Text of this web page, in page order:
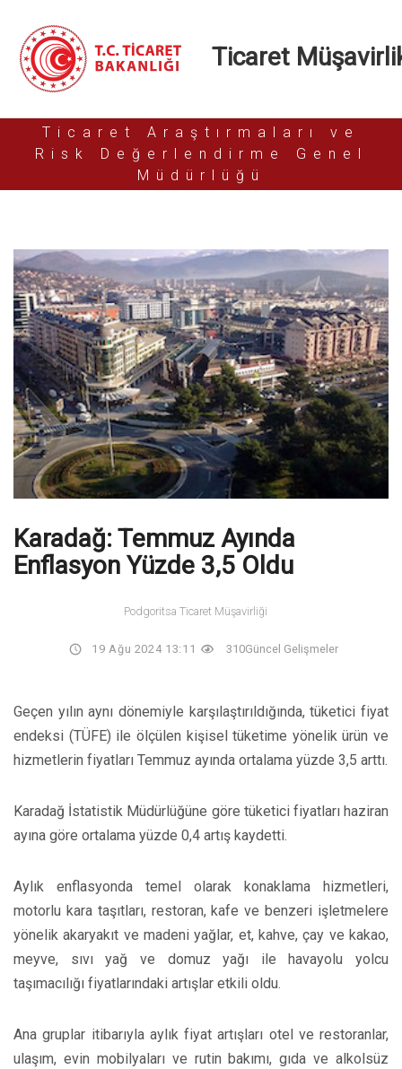
Ticaret
Ticaret Araştırmaları ve
Risk Değerlendirme Genel
Müdürlüğü
Karadağ: Temmuz Ayında
Enflasyon Yüzde 3,5 Oldu
Podgoritsa Ticaret Müşavirliği
19 Ağu 2024 13:11 310Güncel Gelişmeler
Geçen yılın aynı dönemiyle karşılaştırıldığında, tüketici fiyat
endeksi (TÜFE) ile ölçülen kişisel tüketime yönelik ürün ve
hizmetlerin fiyatları Temmuz ayında ortalama yüzde 3,5 arttı.
Karadağ İstatistik Müdürlüğüne göre tüketici fiyatları haziran
ayına göre ortalama yüzde 0,4 artış kaydetti.
Aylık enflasyonda temel olarak konaklama hizmetleri,
motorlu kara taşıtları, restoran, kafe ve benzeri işletmelere
yönelik akaryakıt ve madeni yağlar, et, kahve, çay ve kakao,
meyve, sıvı yağ ve domuz yağı ile havayolu yolcu
taşımacılığı fiyatlarındaki artışlar etkili oldu.
Ana gruplar itibarıyla aylık fiyat artışları otel ve restoranlar,
ulaşım, evin mobilyaları ve rutin bakımı, gıda ve alkolsüz